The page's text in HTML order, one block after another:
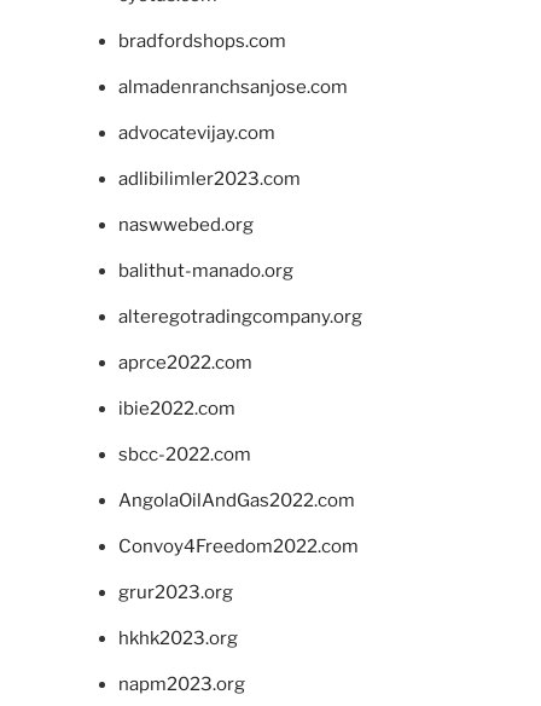
bradfordshops.com
almadenranchsanjose.com
advocatevijay.com
adlibilimler2023.com
naswwebed.org
balithut-manado.org
alteregotradingcompany.org
aprce2022.com
ibie2022.com
sbcc-2022.com
AngolaOilAndGas2022.com
Convoy4Freedom2022.com
grur2023.org
hkhk2023.org
napm2023.org